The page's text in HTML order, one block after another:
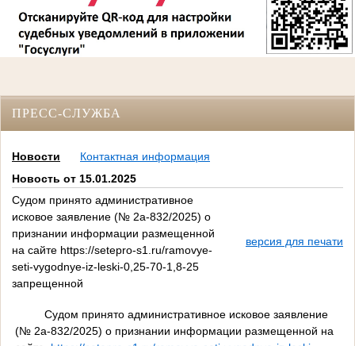
ПРЕСС-СЛУЖБА
Новости
Контактная информация
Новость от 15.01.2025
Судом принято административное
исковое заявление (№ 2а-832/2025) о
признании информации размещенной
на сайте https://setepro-s1.ru/ramovye-
seti-vygodnye-iz-leski-0,25-70-1,8-25
запрещенной
версия для печати
Судом принято административное исковое заявление
(№ 2а-832/2025) о признании информации размещенной на